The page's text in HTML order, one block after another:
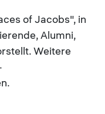
of Jacobs", in
Alumni,
Weitere